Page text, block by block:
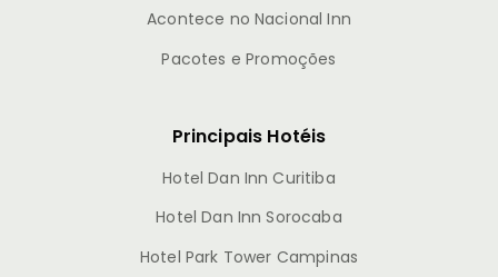
Acontece no Nacional Inn
Pacotes e Promoções
Principais Hotéis
Hotel Dan Inn Curitiba
Hotel Dan Inn Sorocaba
Hotel Park Tower Campinas